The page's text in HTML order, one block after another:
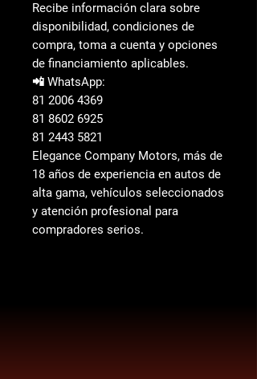
Recibe información clara sobre
disponibilidad, condiciones de
compra, toma a cuenta y opciones
de financiamiento aplicables.
📲 WhatsApp:
81 2006 4369
81 8602 6925
81 2443 5821
Elegance Company Motors, más de
18 años de experiencia en autos de
alta gama, vehículos seleccionados
y atención profesional para
compradores serios.